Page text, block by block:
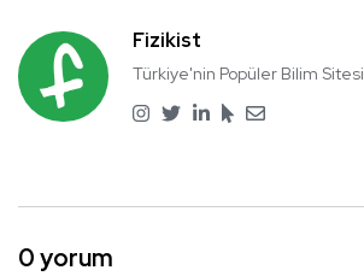
Fizikist
Türkiye'nin Popüler Bilim Sitesi
0 yorum